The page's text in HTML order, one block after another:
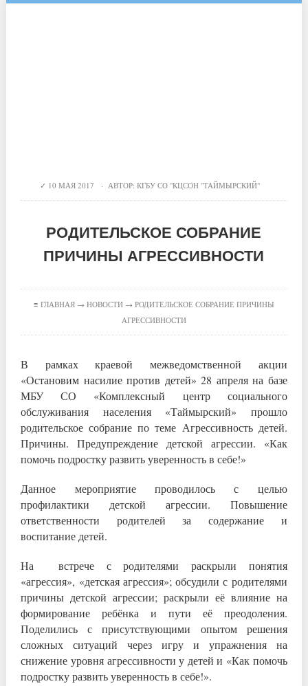
10 МАЯ 2017 · АВТОР:КГБУ СО "КЦСОН "ТАЙМЫРСКИЙ"
РОДИТЕЛЬСКОЕ СОБРАНИЕ
ПРИЧИНЫ АГРЕССИВНОСТИ
≡ ГЛАВНАЯ→ НОВОСТИ→ РОДИТЕЛЬСКОЕ СОБРАНИЕ ПРИЧИНЫ
АГРЕССИВНОСТИ
В рамках краевой межведомственной акции
«Остановим насилие против детей» 28 апреля на базе
МБУ СО «Комплексный центр социального
обслуживания населения «Таймырский» прошло
родительское собрание по теме Агрессивность детей.
Причины. Предупреждение детской агрессии. «Как
помочь подростку развить уверенность в себе!»
Данное мероприятие проводилось с целью
профилактики детской агрессии. Повышение
ответственности родителей за содержание и
воспитание детей.
На встрече с родителями раскрыли понятия
«агрессия», «детская агрессия»; обсудили с родителями
причины детской агрессии; раскрыли её влияние на
формирование ребёнка и пути её преодоления.
Поделились с присутствующими опытом решения
сложных ситуаций через игру и упражнения на
снижение уровня агрессивности у детей и «Как помочь
подростку развить уверенность в себе!».